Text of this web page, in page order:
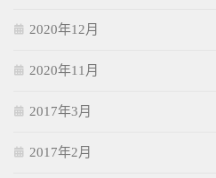
2020年12月
2020年11月
2017年3月
2017年2月